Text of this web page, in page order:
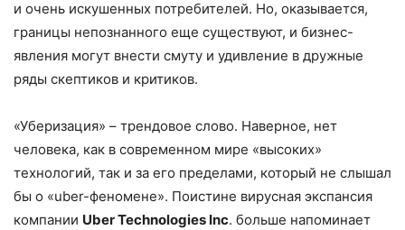
и очень искушенных потребителей. Но, оказывается,
границы непознанного еще существуют, и бизнес-
явления могут внести смуту и удивление в дружные
ряды скептиков и критиков.
«Уберизация» – трендовое слово. Наверное, нет
человека, как в современ­ном мире «высоких»
технологий, так и за его пределами, который не слышал
бы о «uber-феномене». Поистине вирусная экспансия
компании Uber Technologies Inc. больше напоминает